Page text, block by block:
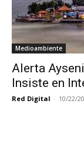
Medioambiente
Alerta
Insiste en
Red Digital - 10/22/